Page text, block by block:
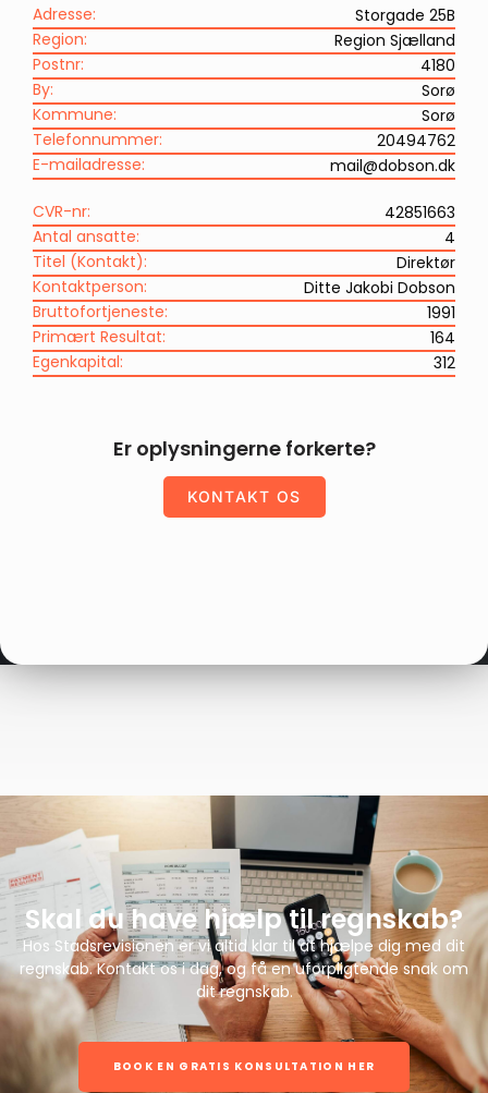
Adresse:
Storgade 25B
Region:
Region Sjælland
Postnr:
4180
By:
Sorø
Kommune:
Sorø
Telefonnummer:
20494762
E-mailadresse:
mail@dobson.dk
CVR-nr:
42851663
Antal ansatte:
4
Titel (Kontakt):
Direktør
Kontaktperson:
Ditte Jakobi Dobson
Bruttofortjeneste:
1991
Primært Resultat:
164
Egenkapital:
312
Er oplysningerne forkerte?
KONTAKT OS
Skal du have hjælp til regnskab?
Hos Stadsrevisionen er vi altid klar til at hjælpe dig med dit
regnskab. Kontakt os i dag, og få en uforpligtende snak om
dit regnskab.
BOOK EN GRATIS KONSULTATION HER